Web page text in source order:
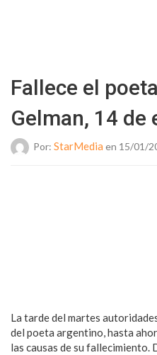
Fallece el
Gelman, 14 de
Por: StarMedia en 15/01/
La tarde del martes
del poeta argentino, hasta
las causas de su fallecimiento.